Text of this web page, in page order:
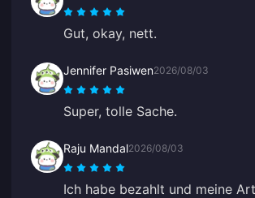
Gut, okay, nett.
Jennifer Pasiwen2026/08/03
Super, tolle Sache.
Raju Mandal2026/08/03
Ich habe bezahlt und meine